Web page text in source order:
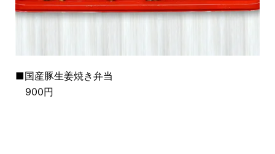
■国産豚生姜焼き弁当
900円